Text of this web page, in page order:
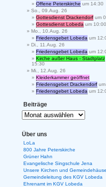
Offene Peterskirche um 14:30
So., 09.Aug. 26
Gottesdienst Drackendorf um
Gottesdienst Lobeda um 10:00
Mo., 10.Aug. 26
Friedensgebet Lobeda um
Di., 11.Aug. 26
Friedensgebet Lobeda um
Kirche außer Haus - Stadtplatz
15:30
Mi., 12.Aug. 26
Kleiderkammer geöffnet
Friedensgebet Drackendorf
Friedensgebet Lobeda um
Beiträge
Über uns
LoLa
800 Jahre Peterskirche
Grüner Hahn
Evangelische Singschule Jena
Unsere Kirchen und
Gemeindeleitung des KGV Lobeda
Ehrenamt im KGV Lobeda